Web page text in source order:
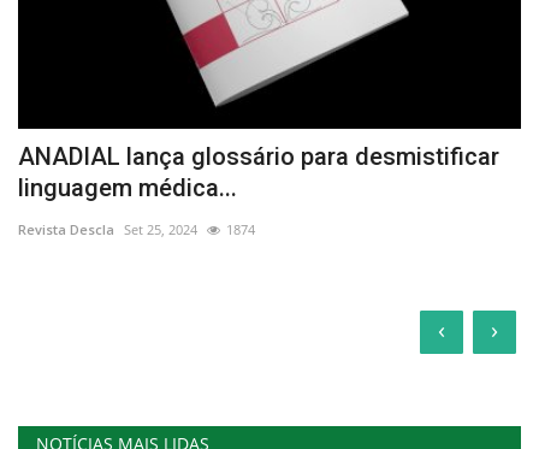
ANADIAL lança glossário para desmistificar
linguagem médica...
Revista Descla Set 25, 2024 1874
‹ ›
NOTÍCIAS MAIS LIDAS